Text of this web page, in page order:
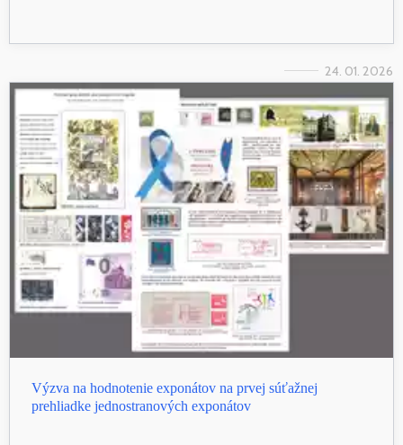
24. 01. 2026
Výzva na hodnotenie exponátov na prvej súťažnej
prehliadke jednostranových exponátov